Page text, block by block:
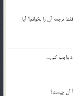
ترجمه آن را بخوانم؟ آيا
واجب كني…